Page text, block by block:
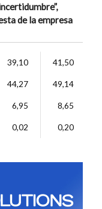
de la empresa
39,10 41,50
44,27 49,14
6,95 8,65
0,02 0,20